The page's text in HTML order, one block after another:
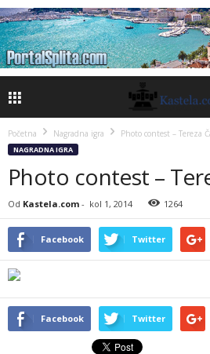
Početna Nagradna igra Photo contest – Tereza
NAGRADNA IGRA
Photo contest –
Od Kastela.com - kol 1, 2014 1264
Facebook Twitter
Facebook Twitter